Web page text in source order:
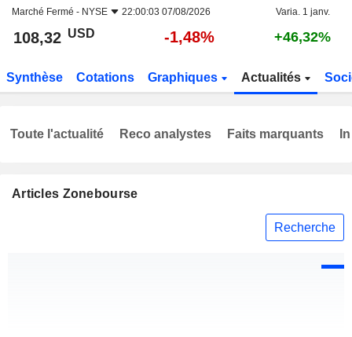
Marché Fermé - NYSE 22:00:03 07/08/2026 Varia. 1 janv.
108,32 USD -1,48% +46,32%
Synthèse Cotations Graphiques Actualités
Articles Zonebourse
Recherche
Toute l'actualité Reco analystes Faits marquants